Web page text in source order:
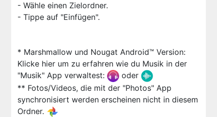
- Wähle einen Zielordner.
- Tippe auf "Einfügen".
* Marshmallow und Nougat Android™ Version:
Klicke hier um zu erfahren wie du Musik in der
"Musik" App verwaltest:
oder
** Fotos/Videos, die mit der "Photos" App
synchronisiert werden erscheinen nicht in diesem
Ordner.